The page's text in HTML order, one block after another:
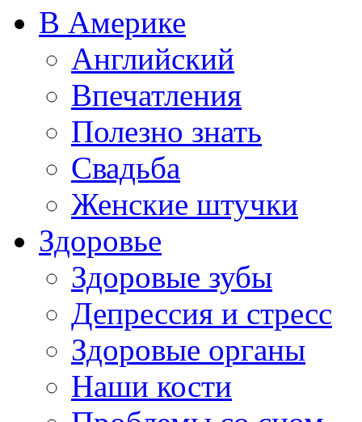
В Америке
Английский
Впечатления
Полезно знать
Свадьба
Женские штучки
Здоровье
Здоровые зубы
Депрессия и стресс
Здоровые органы
Наши кости